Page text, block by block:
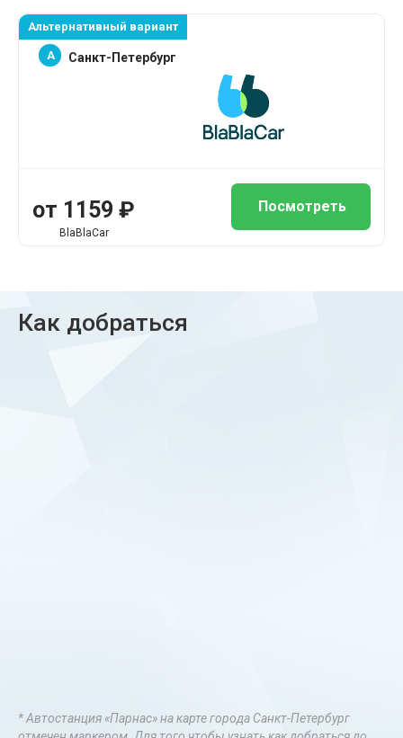
Альтернативный вариант
A Санкт-Петербург
от 1159 ₽
BlaBlaCar
Посмотреть
Как добраться
* Автостанция «Парнас» на карте города Санкт-Петербург